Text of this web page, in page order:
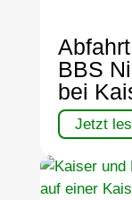
BBS
bei
Jetzt